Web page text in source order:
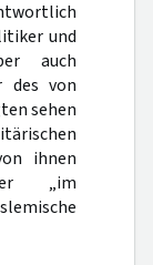
und
auch
des von
sehen
ihnen
„im